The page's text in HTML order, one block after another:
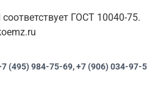
ГОСТ 10040-75.
(495) 984-75-69, +7 (906) 034-97-